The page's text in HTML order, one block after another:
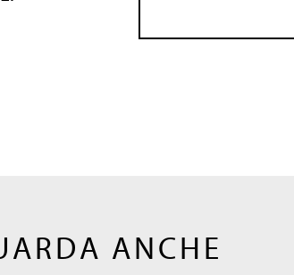
ANCHE